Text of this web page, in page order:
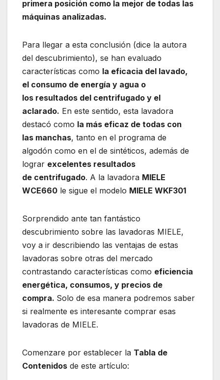
primera posición como la mejor de todas las
máquinas analizadas.
Para llegar a esta conclusión (dice la autora
del descubrimiento), se han evaluado
características como la eficacia del lavado,
el consumo de energía y agua o
los resultados del centrifugado y el
aclarado. En este sentido, esta lavadora
destacó como la más eficaz de todas con
las manchas, tanto en el programa de
algodón como en el de sintéticos, además de
lograr excelentes resultados
de centrifugado. A la lavadora MIELE
WCE660 le sigue el modelo MIELE WKF301
Sorprendido ante tan fantástico
descubrimiento sobre las lavadoras MIELE,
voy a ir describiendo las ventajas de estas
lavadoras sobre otras del mercado
contrastando características como eficiencia
energética, consumos, y precios de
compra. Solo de esa manera podremos saber
si realmente es interesante comprar esas
lavadoras de MIELE.
Comenzare por establecer la Tabla de
Contenidos de este artículo: